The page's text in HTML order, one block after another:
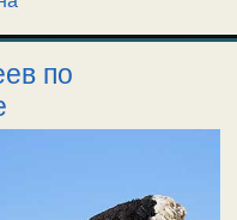
по